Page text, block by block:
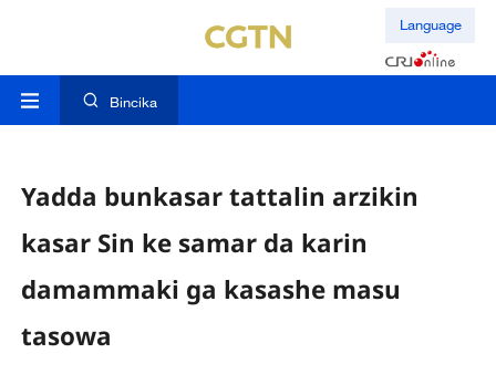
Language
Bincika
Yadda bunkasar tattalin arzikin
kasar Sin ke samar da karin
damammaki ga kasashe masu
tasowa